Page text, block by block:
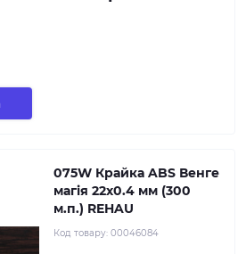
075W Крайка ABS Венге
магія 22х0.4 мм (300
м.п.) REHAU
Код товару: 00046084